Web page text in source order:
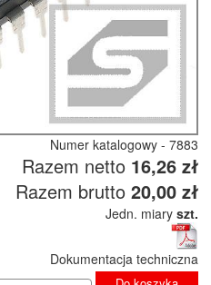
Numer katalogowy - 7883
Razem netto 16,26 zł
Razem brutto 20,00 zł
Jedn. miary szt.
Dokumentacja techniczna